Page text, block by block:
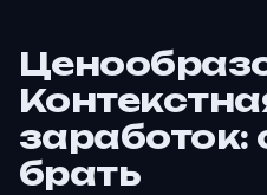
заработок:
брать